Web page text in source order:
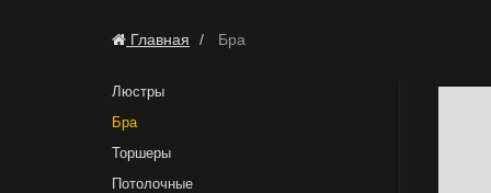
Главная Бра
Люстры
Бра
Торшеры
Потолочные